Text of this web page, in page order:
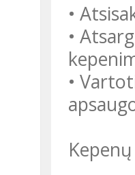
•
•
•